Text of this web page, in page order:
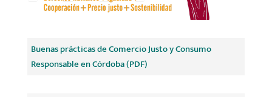
Buenas prácticas de Comercio Justo y Consumo
Responsable en Córdoba (PDF)